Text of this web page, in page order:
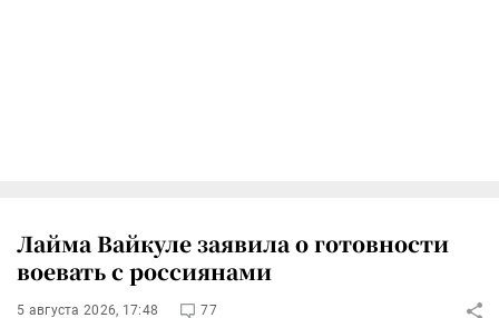
Лайма Вайкуле заявила о готовности
воевать с россиянами
5 августа 2026, 17:48 77